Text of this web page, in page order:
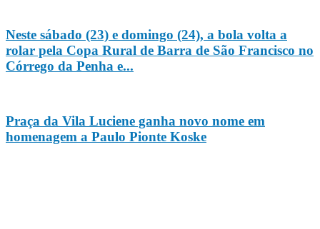
Neste sábado (23) e domingo (24), a bola volta a
rolar pela Copa Rural de Barra de São Francisco no
Córrego da Penha e...
Praça da Vila Luciene ganha novo nome em
homenagem a Paulo Pionte Koske